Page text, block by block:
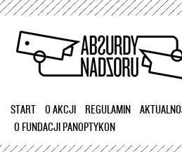
Przejdź
treści
START O AKCJI REGULAMIN
O FUNDACJI PANOPTYKON